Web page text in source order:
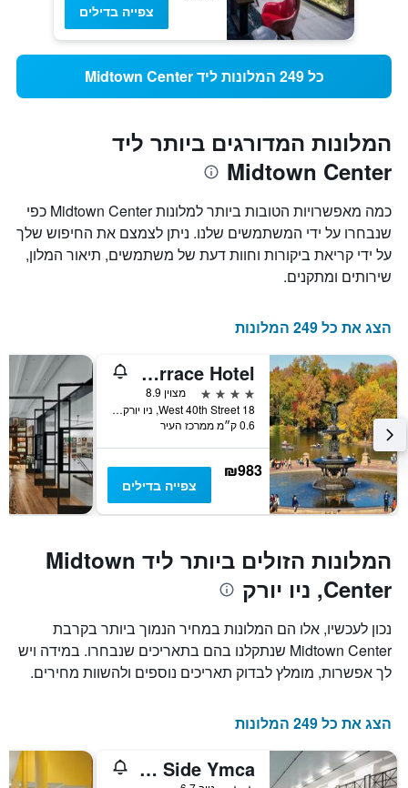
צפייה בדילים
כל 249 המלונות ליד Midtown Center
המלונות המדורגים ביותר ליד
Midtown Center
כמה מאפשרויות הטובות ביותר למלונות Midtown Center כפי
שנבחרו על ידי המשתמשים שלנו. ניתן לצמצם את החיפוש שלך
על ידי קריאת ביקורות וחוות דעת של משתמשים, תיאור המלון,
שירותים ומתקנים.
הצג את כל 249 המלונות
Park Terrace Hotel
4 כוכבים
מצוין 8.9
18 West 40th Street, ניו יורק, NY, ארצות הברית
0.6 ק״מ ממרכז העיר
₪983
צפייה בדילים
המלונות הזולים ביותר ליד Midtown
Center, ניו יורק
נכון לעכשיו, אלו הם המלונות במחיר הנמוך ביותר בקרבת
Midtown Center שנתקלנו בהם בתאריכים שנבחרו. במידה ויש
לך אפשרות, מומלץ לבדוק תאריכים נוספים ולהשוות מחירים.
הצג את כל 249 המלונות
West Side Ymca